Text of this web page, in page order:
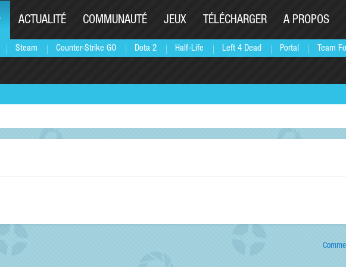
Steam Counter-Strike GO Dota 2 Half-Life Left 4 Dead Portal Team
ACTUALITÉ COMMUNAUTÉ JEUX TÉLÉCHARGER A PROPOS